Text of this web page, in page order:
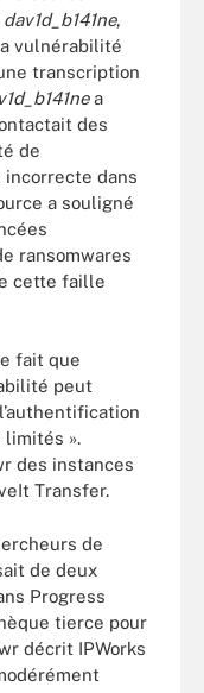
dav1d_b141ne,
vulnérabilité
transcription
a
des
de
incorrecte dans
a souligné
ransomwares
cette faille
fait que
peut
limités ».
des instances
Transfer.
de
de deux
Progress
tierce pour
décrit IPWorks